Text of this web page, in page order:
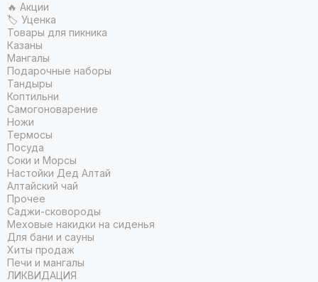
🔥 Акции
🏷 Уценка
Товары для пикника
Казаны
Мангалы
Подарочные наборы
Тандыры
Коптильни
Самогоноварение
Ножи
Термосы
Посуда
Соки и Морсы
Настойки Дед Алтай
Алтайский чай
Прочее
Саджи-сковороды
Меховые накидки на сиденья
Для бани и сауны
Хиты продаж
Печи и мангалы
ЛИКВИДАЦИЯ